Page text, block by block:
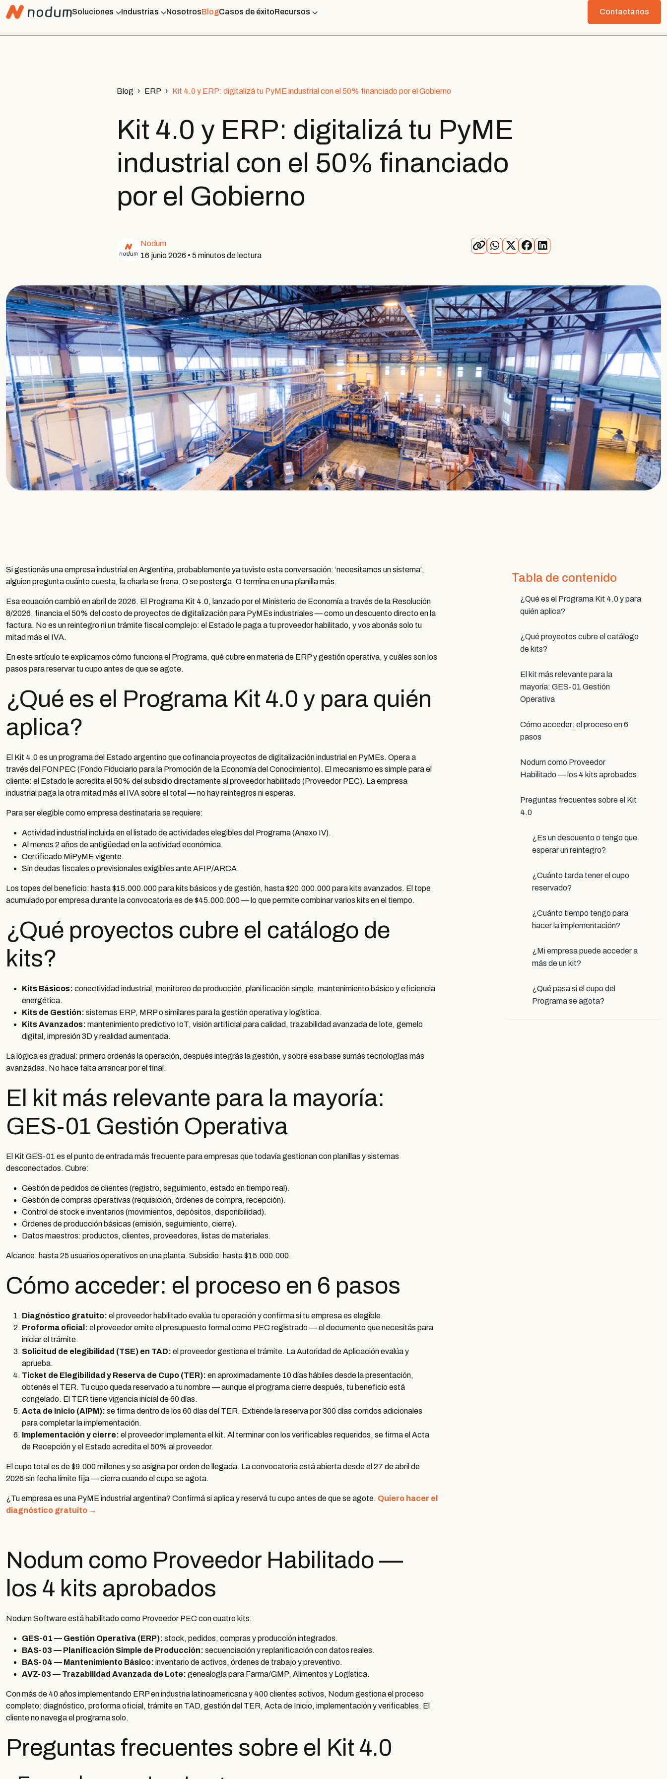
Soluciones Industrias NosotrosBlogCasos de éxitoRecursos Contactanos
Blog ERP Kit 4.0 y ERP: digitalizá tu PyME industrial con el 50% financiado por el Gobierno
Kit 4.0 y ERP: digitalizá tu PyME
industrial con el 50% financiado
por el Gobierno
Nodum
16 junio 2026 • 5 minutos de lectura
Tabla de contenido
¿Qué es el Programa Kit 4.0 y para
quién aplica?
¿Qué proyectos cubre el catálogo
de kits?
El kit más relevante para la
mayoría: GES-01 Gestión
Operativa
Cómo acceder: el proceso en 6
pasos
Nodum como Proveedor
Habilitado — los 4 kits aprobados
Preguntas frecuentes sobre el Kit
4.0
¿Es un descuento o tengo que
esperar un reintegro?
¿Cuánto tarda tener el cupo
reservado?
¿Cuánto tiempo tengo para
hacer la implementación?
¿Mi empresa puede acceder a
más de un kit?
¿Qué pasa si el cupo del
Programa se agota?
Si gestionás una empresa industrial en Argentina, probablemente ya tuviste esta conversación: ‘necesitamos un sistema’,
alguien pregunta cuánto cuesta, la charla se frena. O se posterga. O termina en una planilla más.
Esa ecuación cambió en abril de 2026. El Programa Kit 4.0, lanzado por el Ministerio de Economía a través de la Resolución
8/2026, financia el 50% del costo de proyectos de digitalización para PyMEs industriales — como un descuento directo en la
factura. No es un reintegro ni un trámite fiscal complejo: el Estado le paga a tu proveedor habilitado, y vos abonás solo tu
mitad más el IVA.
En este artículo te explicamos cómo funciona el Programa, qué cubre en materia de ERP y gestión operativa, y cuáles son los
pasos para reservar tu cupo antes de que se agote.
¿Qué es el Programa Kit 4.0 y para quién
aplica?
El Kit 4.0 es un programa del Estado argentino que cofinancia proyectos de digitalización industrial en PyMEs. Opera a
través del FONPEC (Fondo Fiduciario para la Promoción de la Economía del Conocimiento). El mecanismo es simple para el
cliente: el Estado le acredita el 50% del subsidio directamente al proveedor habilitado (Proveedor PEC). La empresa
industrial paga la otra mitad más el IVA sobre el total — no hay reintegros ni esperas.
Para ser elegible como empresa destinataria se requiere:
Actividad industrial incluida en el listado de actividades elegibles del Programa (Anexo IV).
Al menos 2 años de antigüedad en la actividad económica.
Certificado MiPyME vigente.
Sin deudas fiscales o previsionales exigibles ante AFIP/ARCA.
Los topes del beneficio: hasta $15.000.000 para kits básicos y de gestión, hasta $20.000.000 para kits avanzados. El tope
acumulado por empresa durante la convocatoria es de $45.000.000 — lo que permite combinar varios kits en el tiempo.
¿Qué proyectos cubre el catálogo de
kits?
Kits Básicos: conectividad industrial, monitoreo de producción, planificación simple, mantenimiento básico y eficiencia
energética.
Kits de Gestión: sistemas ERP, MRP o similares para la gestión operativa y logística.
Kits Avanzados: mantenimiento predictivo IoT, visión artificial para calidad, trazabilidad avanzada de lote, gemelo
digital, impresión 3D y realidad aumentada.
La lógica es gradual: primero ordenás la operación, después integrás la gestión, y sobre esa base sumás tecnologías más
avanzadas. No hace falta arrancar por el final.
El kit más relevante para la mayoría:
GES-01 Gestión Operativa
El Kit GES-01 es el punto de entrada más frecuente para empresas que todavía gestionan con planillas y sistemas
desconectados. Cubre:
Gestión de pedidos de clientes (registro, seguimiento, estado en tiempo real).
Gestión de compras operativas (requisición, órdenes de compra, recepción).
Control de stock e inventarios (movimientos, depósitos, disponibilidad).
Órdenes de producción básicas (emisión, seguimiento, cierre).
Datos maestros: productos, clientes, proveedores, listas de materiales.
Alcance: hasta 25 usuarios operativos en una planta. Subsidio: hasta $15.000.000.
Cómo acceder: el proceso en 6 pasos
Diagnóstico gratuito: el proveedor habilitado evalúa tu operación y confirma si tu empresa es elegible.
Proforma oficial: el proveedor emite el presupuesto formal como PEC registrado — el documento que necesitás para
iniciar el trámite.
Solicitud de elegibilidad (TSE) en TAD: el proveedor gestiona el trámite. La Autoridad de Aplicación evalúa y
aprueba.
Ticket de Elegibilidad y Reserva de Cupo (TER): en aproximadamente 10 días hábiles desde la presentación,
obtenés el TER. Tu cupo queda reservado a tu nombre — aunque el programa cierre después, tu beneficio está
congelado. El TER tiene vigencia inicial de 60 días.
Acta de Inicio (AIPM): se firma dentro de los 60 días del TER. Extiende la reserva por 300 días corridos adicionales
para completar la implementación.
Implementación y cierre: el proveedor implementa el kit. Al terminar con los verificables requeridos, se firma el Acta
de Recepción y el Estado acredita el 50% al proveedor.
El cupo total es de $9.000 millones y se asigna por orden de llegada. La convocatoria está abierta desde el 27 de abril de
2026 sin fecha límite fija — cierra cuando el cupo se agota.
¿Tu empresa es una PyME industrial argentina? Confirmá si aplica y reservá tu cupo antes de que se agote. Quiero hacer el
diagnóstico gratuito →
Nodum como Proveedor Habilitado —
los 4 kits aprobados
Nodum Software está habilitado como Proveedor PEC con cuatro kits:
GES-01 — Gestión Operativa (ERP): stock, pedidos, compras y producción integrados.
BAS-03 — Planificación Simple de Producción: secuenciación y replanificación con datos reales.
BAS-04 — Mantenimiento Básico: inventario de activos, órdenes de trabajo y preventivo.
AVZ-03 — Trazabilidad Avanzada de Lote: genealogía para Farma/GMP, Alimentos y Logística.
Con más de 40 años implementando ERP en industria latinoamericana y 400 clientes activos, Nodum gestiona el proceso
completo: diagnóstico, proforma oficial, trámite en TAD, gestión del TER, Acta de Inicio, implementación y verificables. El
cliente no navega el programa solo.
Preguntas frecuentes sobre el Kit 4.0